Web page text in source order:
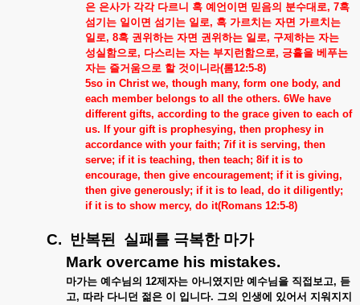
은 은사가 각각 다르니 혹 예언이면 믿음의 분수대로, 7혹
섬기는 일이면 섬기는 일로, 혹 가르치는 자면 가르치는
일로, 8혹 권위하는 자면 권위하는 일로, 구제하는 자는
성실함으로, 다스리는 자는 부지런함으로, 긍휼을 베푸는
자는 즐거움으로 할 것이니라(롬12:5-8)
5so in Christ we, though many, form one body, and
each member belongs to all the others. 6We have
different gifts, according to the grace given to each of
us. If your gift is prophesying, then prophesy in
accordance with your faith; 7if it is serving, then
serve; if it is teaching, then teach; 8if it is to
encourage, then give encouragement; if it is giving,
then give generously; if it is to lead, do it diligently;
if it is to show mercy, do it(Romans 12:5-8)
C. 반복된 실패를 극복한 마가
Mark overcame his mistakes.
마가는 예수님의 12제자는 아니였지만 예수님을 직접보고, 듣
고, 따라 다니던 젊은 이 입니다. 그의 인생에 있어서 지워지지